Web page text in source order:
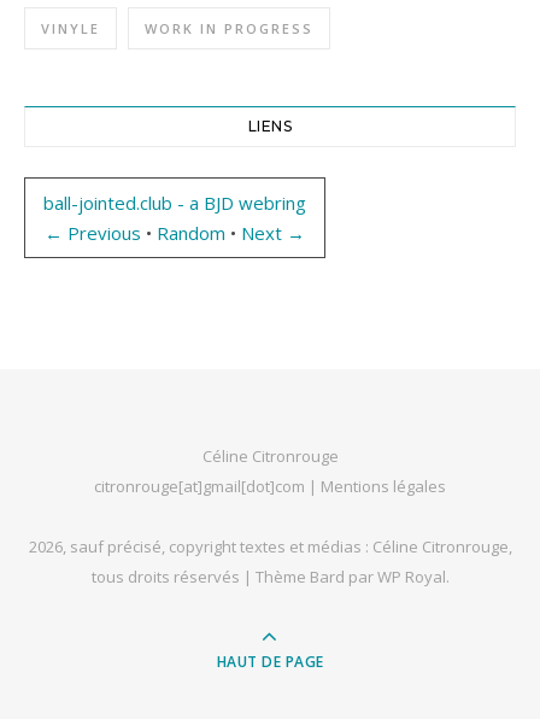
VINYLE WORK IN PROGRESS
LIENS
ball-jointed.club - a BJD webring
← Previous • Random • Next →
Céline Citronrouge
citronrouge[at]gmail[dot]com | Mentions légales
2026, sauf précisé, copyright textes et médias : Céline Citronrouge,
tous droits réservés | Thème Bard parWP Royal.
HAUT DE PAGE